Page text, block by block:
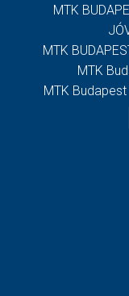
MTK
MTK
MTK
MTK